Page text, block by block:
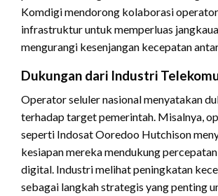
Komdigi mendorong kolaborasi
infrastruktur untuk memperluas
mengurangi kesenjangan kecepatan
Dukungan dari Industri
Operator seluler nasional menyatakan
terhadap target pemerintah. Misalnya,
seperti Indosat Ooredoo Hutchison
kesiapan mereka mendukung
digital. Industri melihat peningkatan
sebagai langkah strategis yang penting